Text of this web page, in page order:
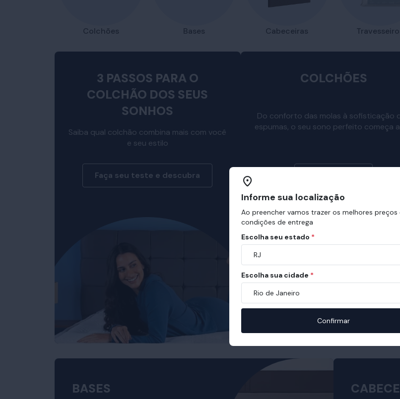
Colchões Bases Cabeceiras
3 PASSOS PARA O
COLCHÃO DOS SEUS
SONHOS
Saiba qual colchão combina mais com você
e seu estilo
Faça seu teste e descubra
COLCHÕES
Do conforto das molas à sofisticação
espumas, o seu sono perfeito começa
BASES
Informe sua localização
Ao preencher vamos trazer os melhores preços
condições de entrega
Escolha seu estado *
RJ
Escolha sua cidade *
Rio de Janeiro
Confirmar